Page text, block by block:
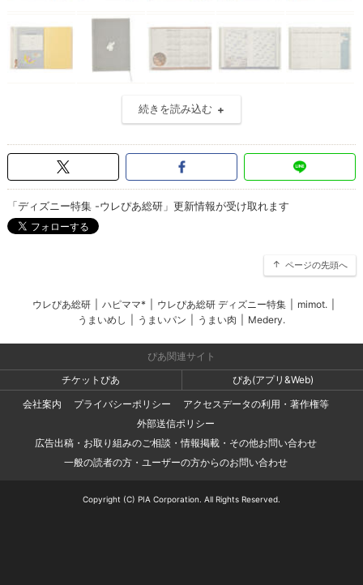
続きを読み込む
「ディズニー特集 -ウレぴあ総研」更新情報が受け取れます
ページの先頭へ
ウレぴあ総研 ハピママ* ウレぴあ総研 ディズニー特集 mimot.
うまいめし
うまいパン うまい肉 Medery.
ぴあ関連サイト
チケットぴあ
ぴあ(アプリ&Web)
会社案内
プライバシーポリシー
アクセスデータの利用・著作権等
外部送信ポリシー
広告出稿・お取り組みのご相談・情報掲載・その他お問い合わせ
一般の読者の方・ユーザーの方からのお問い合わせ
Copyright (C) PIA Corporation. All Rights Reserved.